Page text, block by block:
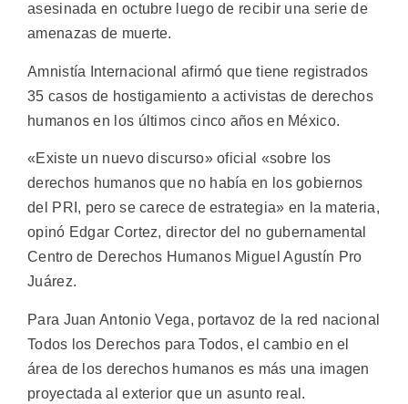
asesinada en octubre luego de recibir una serie de
amenazas de muerte.
Amnistía Internacional afirmó que tiene registrados
35 casos de hostigamiento a activistas de derechos
humanos en los últimos cinco años en México.
«Existe un nuevo discurso» oficial «sobre los
derechos humanos que no había en los gobiernos
del PRI, pero se carece de estrategia» en la materia,
opinó Edgar Cortez, director del no gubernamental
Centro de Derechos Humanos Miguel Agustín Pro
Juárez.
Para Juan Antonio Vega, portavoz de la red nacional
Todos los Derechos para Todos, el cambio en el
área de los derechos humanos es más una imagen
proyectada al exterior que un asunto real.